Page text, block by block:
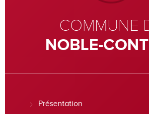
COMMUNE
NOBLE-
Présentation